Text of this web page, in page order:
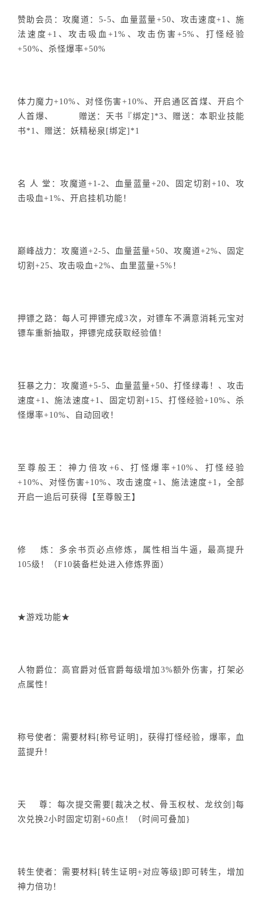
赞助会员：攻魔道：5-5、血量蓝量+50、攻击速度+1、施
法速度+1、攻击吸血+1%、攻击伤害+5%、打怪经验
+50%、杀怪爆率+50%
体力魔力+10%、对怪伤害+10%、开启通区首煤、开启个
人首爆、 赠送：天书『绑定]*3、赠送：本职业技能
书*1、赠送：妖精秘泉[绑定]*1
名 人 堂：攻魔道+1-2、血量蓝量+20、固定切割+10、攻
击吸血+1%、开启挂机功能！
巅峰战力：攻魔道+2-5、血量蓝量+50、攻魔道+2%、固定
切割+25、攻击吸血+2%、血里蓝量+5%！
押镖之路：每人可押镖完成3次，对镖车不满意消耗元宝对
镖车重新抽取，押镖完成获取经验值！
狂暴之力：攻魔道+5-5、血量蓝量+50、打怪绿毒！、攻击
速度+1、施法速度+1、固定切割+15、打怪经验+10%、杀
怪爆率+10%、自动回收！
至尊般王：神力倍攻+6、打怪爆率+10%、打怪经验
+10%、对怪伤害+10%、攻击速度+1、施法速度+1，全部
开启一追后可获得【至尊骰王】
修 炼：多余书页必点修炼，属性相当牛逼，最高提升
105级！（F10装备栏处进入修炼界面）
★游戏功能★
人物爵位：高官爵对低官爵每级增加3%额外伤害，打架必
点属性！
称号使者：需要材料[称号证明]，获得打怪经验，爆率，血
蓝提升！
天 尊：每次提交需要[裁决之杖、骨玉权杖、龙纹剑]每
次兑换2小时固定切割+60点！（时间可叠加}
转生使者：需要材料[转生证明+对应等级]即可转生，增加
神力倍功！